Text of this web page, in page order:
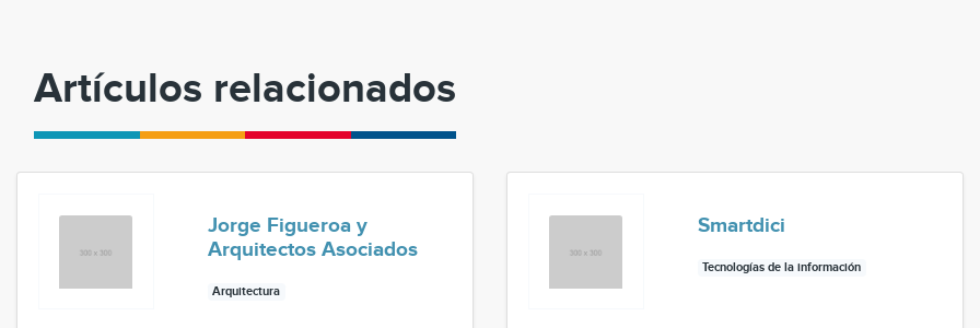
Artículos relacionados
Jorge Figueroa y
Arquitectos Asociados
Arquitectura
Smartdici
Tecnologías de la información